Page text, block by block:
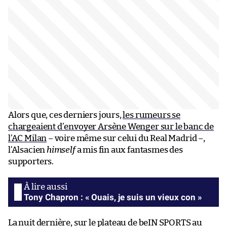
Alors que, ces derniers jours, les rumeurs se
chargeaient d’envoyer Arsène Wenger sur le banc de
l’AC Milan – voire même sur celui du Real Madrid –,
l’Alsacien himselfa mis fin aux fantasmes des
supporters.
Tony Chapron : « Ouais, je suis un vieux con »
La nuit dernière, sur le plateau de beIN SPORTS au